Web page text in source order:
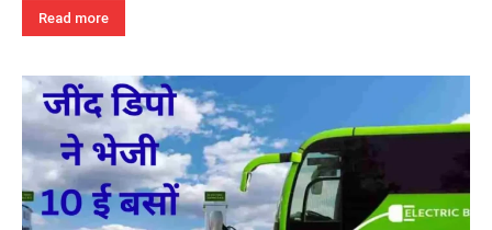
Read more